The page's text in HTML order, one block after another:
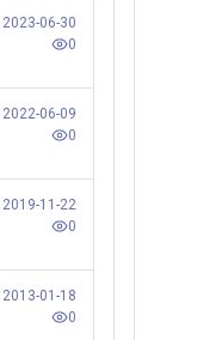
2023-06-30
0
2022-06-09
0
2019-11-22
0
2013-01-18
0